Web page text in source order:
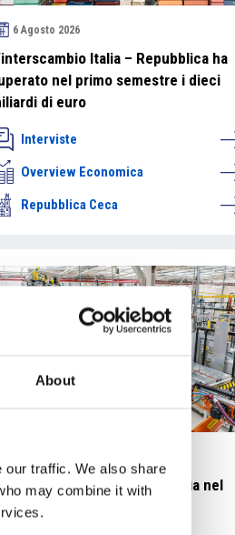
About
our traffic. We also share
may combine it with
6 Agosto 2026
Italia – Repubblica ha
nel primo semestre i dieci
di euro
Interviste
Overview Economica
Repubblica Ceca
la ripresa dell’industria nel
del primo semestre